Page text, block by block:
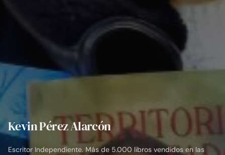
Kevin Pérez Alarcón
Escritor Independiente. Más de 5.000 libros vendidos en las